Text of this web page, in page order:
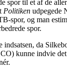
spor til et af de
Politiken udpegede
spor, og man
spor.
indsatsen, da
kunne indvie det